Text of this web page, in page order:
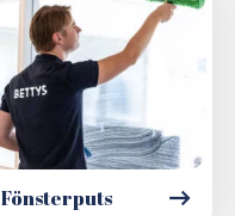
Fönsterputs